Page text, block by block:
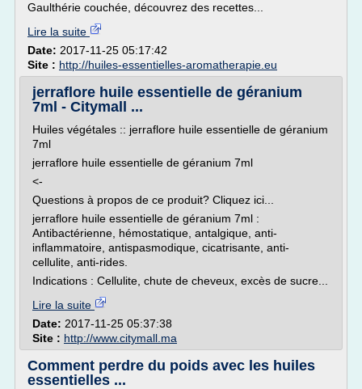
Gaulthérie couchée, découvrez des recettes...
Lire la suite
Date: 2017-11-25 05:17:42
Site : http://huiles-essentielles-aromatherapie.eu
jerraflore huile essentielle de géranium
7ml - Citymall ...
Huiles végétales :: jerraflore huile essentielle de géranium
7ml
jerraflore huile essentielle de géranium 7ml
<-
Questions à propos de ce produit? Cliquez ici...
jerraflore huile essentielle de géranium 7ml :
Antibactérienne, hémostatique, antalgique, anti-
inflammatoire, antispasmodique, cicatrisante, anti-
cellulite, anti-rides.
Indications : Cellulite, chute de cheveux, excès de sucre...
Lire la suite
Date: 2017-11-25 05:37:38
Site : http://www.citymall.ma
Comment perdre du poids avec les huiles
essentielles ...